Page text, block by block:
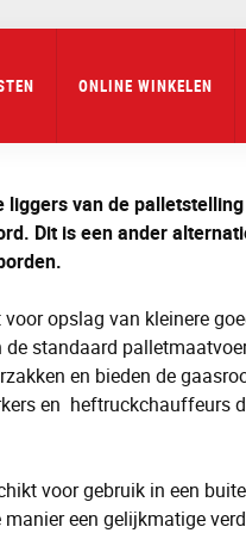
ONLINE WINKELEN
Accessoires Veiligheid
liggers van de
Dit is een ander
opslag van kleinere
standaard
en bieden de
en heftruckchauffeurs
voor gebruik in een
een gelijkmatige